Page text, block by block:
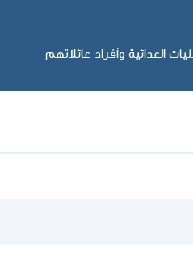
العدائية وأفراد عائلاتهم